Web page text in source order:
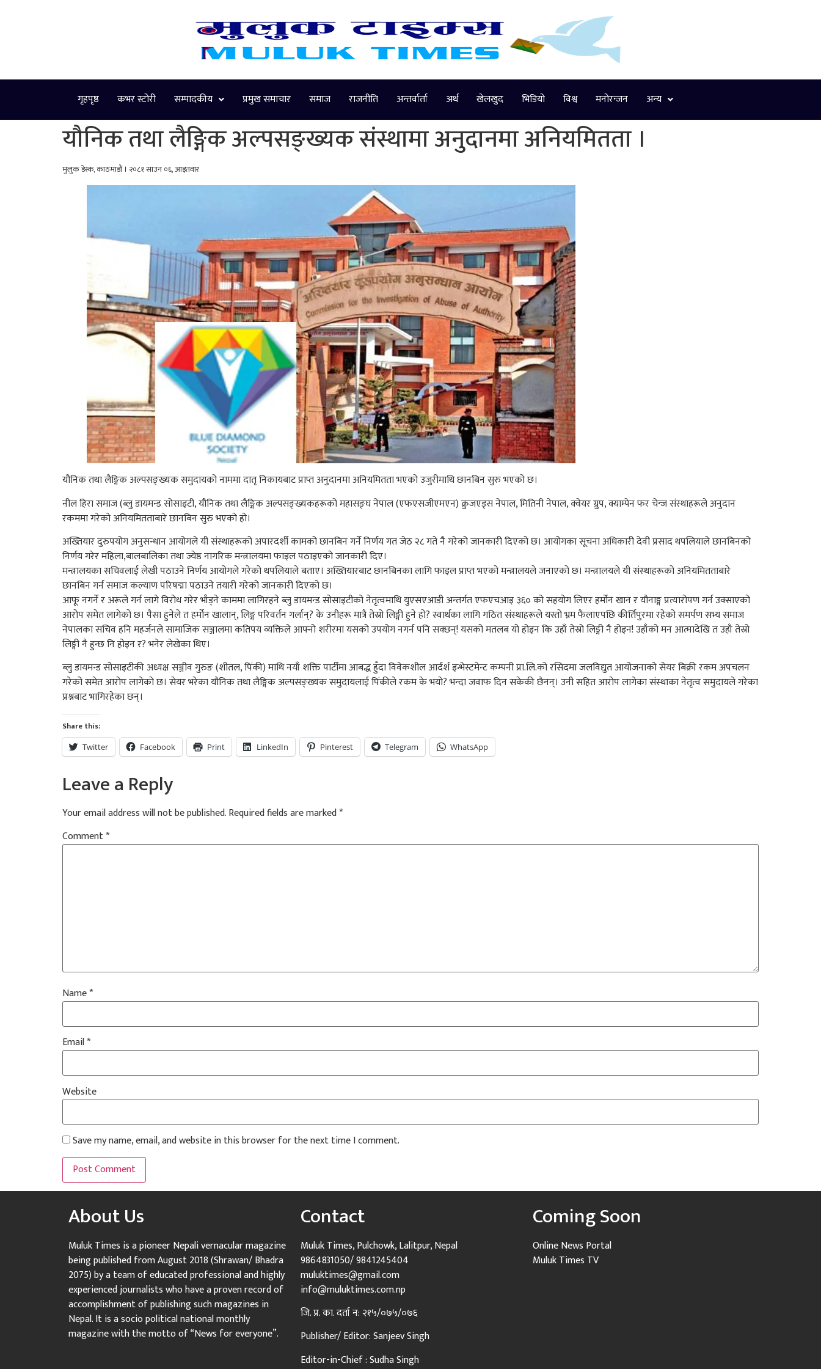
गृहपृष्ठ कभर स्टोरी सम्पादकीय प्रमुख समाचार समाज राजनीति अन्तर्वार्ता अर्थ खेलखुद भिडियो विश्व मनोरन्जन अन्य
यौनिक तथा लैङ्गिक अल्पसङ्ख्यक संस्थामा अनुदानमा अनियमितता ।
मुलुक डेस्क, काठमाडौं । २०८१ साउन ०६, आइतवार
यौनिक तथा लैङ्गिक अल्पसङ्ख्यक समुदायको नाममा दातृ निकायबाट प्राप्त अनुदानमा अनियमितता भएको उजुरीमाथि छानबिन सुरु भएको छ।
नील हिरा समाज (ब्लु डायमन्ड सोसाइटी, यौनिक तथा लैङ्गिक अल्पसङ्ख्यकहरूको महासङ्घ नेपाल (एफएसजीएमएन) क्रुजएड्स नेपाल, मितिनी नेपाल, क्वेयर ग्रुप, क्याम्पेन फर चेन्ज संस्थाहरूले अनुदान
रकममा गरेको अनियमितताबारे छानबिन सुरु भएको हो।
अख्तियार दुरुपयोग अनुसन्धान आयोगले यी संस्थाहरूको अपारदर्शी कामको छानबिन गर्ने निर्णय गत जेठ २८ गते नै गरेको जानकारी दिएको छ। आयोगका सूचना अधिकारी देवी प्रसाद थपलियाले छानबिनको
निर्णय गरेर महिला,बालबालिका तथा ज्येष्ठ नागरिक मन्त्रालयमा फाइल पठाइएको जानकारी दिए।
मन्त्रालयका सचिवलाई लेखी पठाउने निर्णय आयोगले गरेको थपलियाले बताए। अख्तियारबाट छानबिनका लागि फाइल प्राप्त भएको मन्त्रालयले जनाएको छ। मन्त्रालयले यी संस्थाहरूको अनियमितताबारे
छानबिन गर्न समाज कल्याण परिषद्मा पठाउने तयारी गरेको जानकारी दिएको छ।
आफू नगर्ने र अरूले गर्न लागे विरोध गरेर भाँड्ने काममा लागिरहने ब्लु डायमन्ड सोसाइटीको नेतृत्वमाथि युएसएआडी अन्तर्गत एफएचआइ ३६० को सहयोग लिएर हर्मोन खान र यौनाङ्ग प्रत्यारोपण गर्न उक्साएको
आरोप समेत लागेको छ। पैसा हुनेले त हर्मोन खालान्, लिङ्ग परिवर्तन गर्लान्? के उनीहरू मात्रै तेस्रो लिङ्गी हुने हो? स्वार्थका लागि गठित संस्थाहरूले यस्तो भ्रम फैलाएपछि कीर्तिपुरमा रहेको समर्पण सभ्य समाज
नेपालका सचिव हनि महर्जनले सामाजिक सञ्जालमा कतिपय व्यक्तिले आफ्नो शरीरमा यसको उपयोग नगर्न पनि सक्छन्! यसको मतलब यो होइन कि उहाँ तेस्रो लिङ्गी नै होइन! उहाँको मन आत्मादेखि त उहाँ तेस्रो
लिङ्गी नै हुन्छ नि होइन र? भनेर लेखेका थिए।
ब्लु डायमन्ड सोसाइटीकी अध्यक्ष सञ्जीव गुरुङ (शीतल, पिंकी) माथि नयाँ शक्ति पार्टीमा आबद्ध हुँदा विवेकशील आर्दर्श इन्भेस्टमेन्ट कम्पनी प्रा.लि.को रसिदमा जलविद्युत आयोजनाको सेयर बिक्री रकम अपचलन
गरेको समेत आरोप लागेको छ। सेयर भरेका यौनिक तथा लैङ्गिक अल्पसङ्ख्यक समुदायलाई पिंकीले रकम के भयो? भन्दा जवाफ दिन सकेकी छैनन्। उनी सहित आरोप लागेका संस्थाका नेतृत्व समुदायले गरेका
प्रश्नबाट भागिरहेका छन्।
Share this:
Twitter Facebook Print LinkedIn Pinterest Telegram WhatsApp
Leave a Reply
Your email address will not be published.Required fields are marked*
Comment*
Name*
Email*
Website
Save my name, email, and website in this browser for the next time I comment.
About Us
Muluk Times is a pioneer Nepali vernacular magazine
being published from August 2018 (Shrawan/ Bhadra
2075) by a team of educated professional and highly
experienced journalists who have a proven record of
accomplishment of publishing such magazines in
Nepal. It is a socio political national monthly
magazine with the motto of “News for everyone”.
Contact
Muluk Times, Pulchowk, Lalitpur, Nepal
9864831050/ 9841245404
muluktimes@gmail.com
info@muluktimes.com.np
जि. प्र. का. दर्ता न: २१५/०७५/०७६
Publisher/ Editor: Sanjeev Singh
Editor-in-Chief : Sudha Singh
Coming Soon
Online News Portal
Muluk Times TV